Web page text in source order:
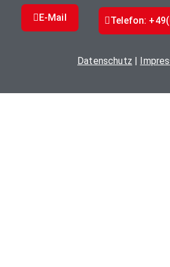
E-Mail Telefon:
Datenschutz |